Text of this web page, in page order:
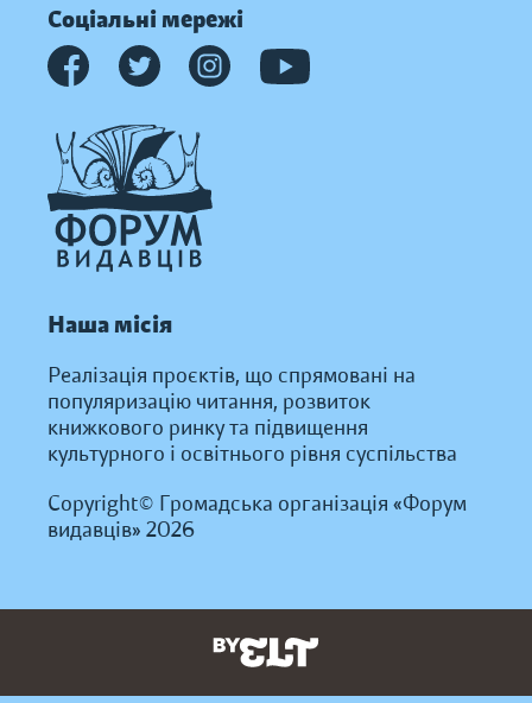
Соціальні мережі
Наша місія
Реалізація проєктів, що спрямовані на
популяризацію читання, розвиток
книжкового ринку та підвищення
культурного і освітнього рівня суспільства
Copyright© Громадська організація «Форум
видавців» 2026